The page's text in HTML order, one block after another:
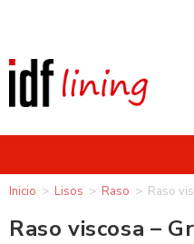
Inicio > Lisos > Raso > Raso
Raso viscosa –